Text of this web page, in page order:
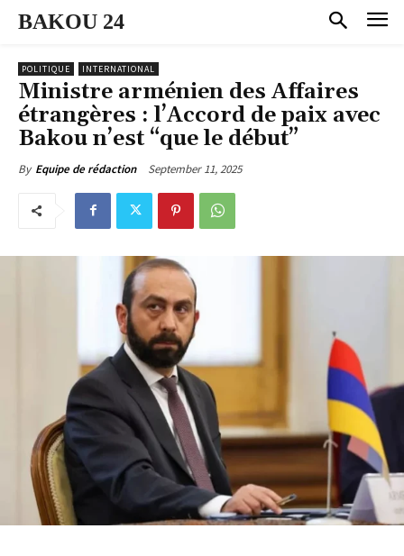
BAKOU 24
POLITIQUE INTERNATIONAL
Ministre arménien des Affaires
étrangères : l’Accord de paix avec
Bakou n’est “que le début”
By Equipe de rédaction September 11, 2025